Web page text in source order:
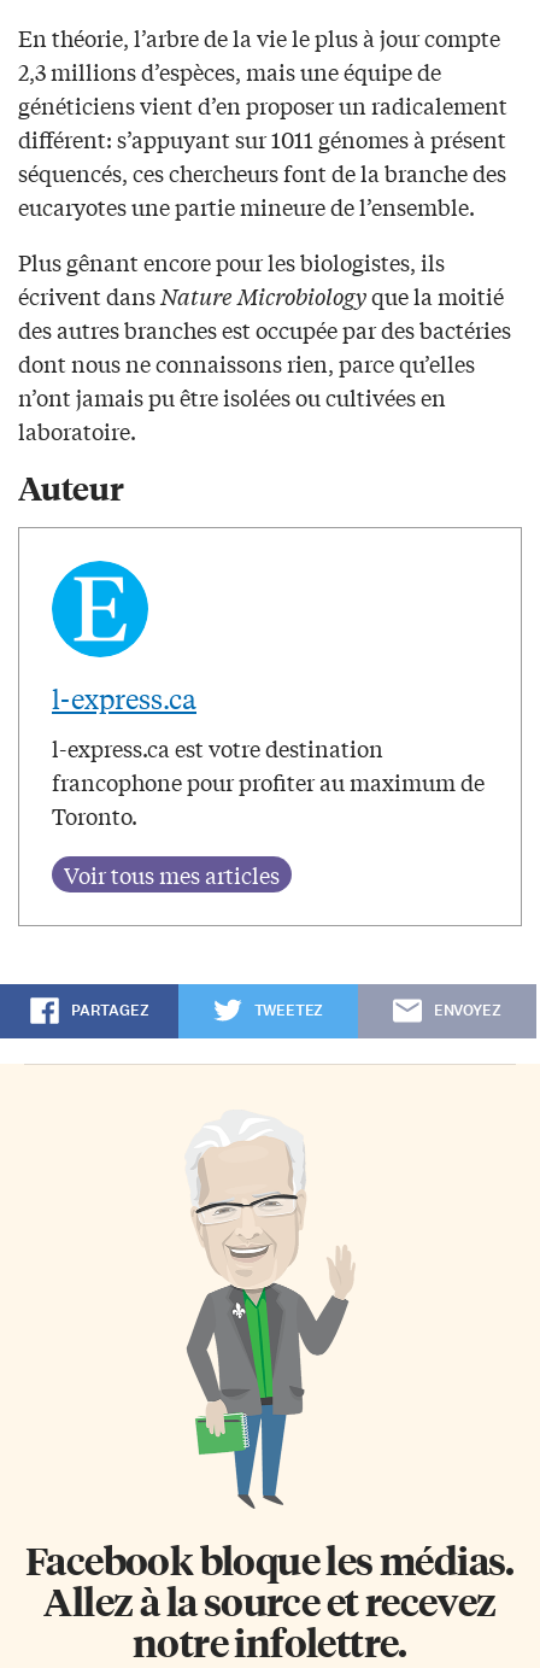
En théorie, l’arbre de la vie le plus à jour compte
2,3 millions d’espèces, mais une équipe de
généticiens vient d’en proposer un radicalement
différent: s’appuyant sur 1011 génomes à présent
séquencés, ces chercheurs font de la branche des
eucaryotes une partie mineure de l’ensemble.
Plus gênant encore pour les biologistes, ils
écrivent dansNature Microbiologyque la moitié
des autres branches est occupée par des bactéries
dont nous ne connaissons rien, parce qu’elles
n’ont jamais pu être isolées ou cultivées en
laboratoire.
Auteur
l-express.ca
l-express.ca est votre destination
francophone pour profiter au maximum de
Toronto.
PARTAGEZ TWEETEZ ENVOYEZ
Facebook bloque les médias.
Allez à la source et recevez
notre infolettre.